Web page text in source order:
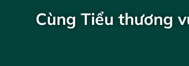
Cùng Tiểu thương